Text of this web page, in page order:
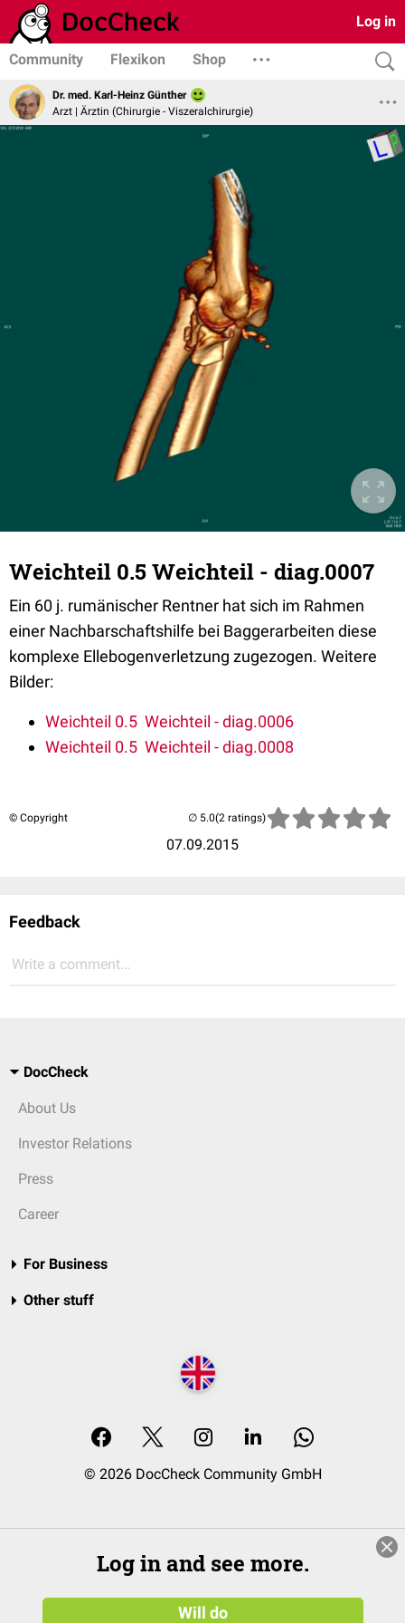
Log in
Community Flexikon Shop
Dr. med. Karl-Heinz Günther
Arzt | Ärztin (Chirurgie - Viszeralchirurgie)
Weichteil 0.5 Weichteil - diag.0007
Ein 60 j. rumänischer Rentner hat sich im Rahmen
einer Nachbarschaftshilfe bei Baggerarbeiten diese
komplexe Ellebogenverletzung zugezogen. Weitere
Bilder:
Weichteil 0.5 Weichteil - diag.0006
Weichteil 0.5 Weichteil - diag.0008
© Copyright
07.09.2015
(2 ratings)
Feedback
Write a comment...
DocCheck
About Us
Investor Relations
Press
Career
For Business
Other stuff
© 2026 DocCheck Community GmbH
Log in and see more.
Will do